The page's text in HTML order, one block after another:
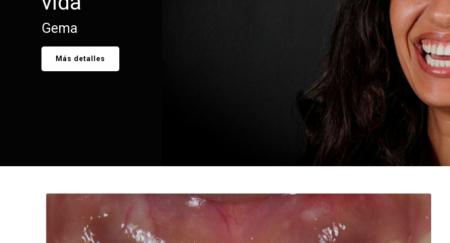
Gema
Más detalles